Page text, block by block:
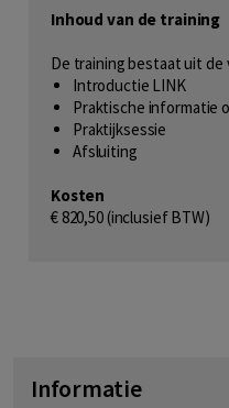
Inhoud van de training
De training bestaat uit de
Introductie LINK
Praktische informatie
Praktijksessie
Afsluiting
Kosten
€ 820,50 (inclusief BTW)
Informatie